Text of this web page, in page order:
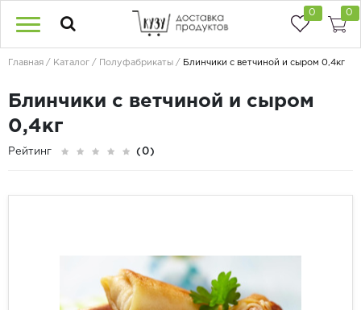
0 0
Главная Каталог Полуфабрикаты Блинчики с ветчиной и сыром 0,4кг
Блинчики с ветчиной и сыром
0,4кг
Рейтинг (0)